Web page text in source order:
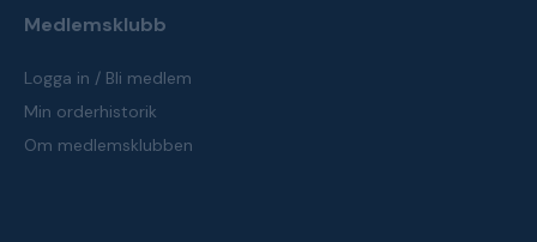
Medlemsklubb
Logga in / Bli medlem
Min orderhistorik
Om medlemsklubben